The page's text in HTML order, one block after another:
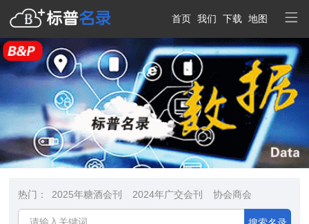
首页 我们 下载 地图
热门： 2025年糖酒会刊 2024年广交会刊 协会商会